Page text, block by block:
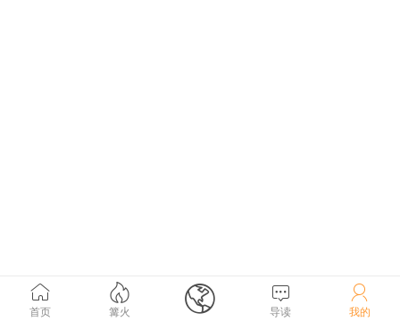

首页

篝火  
导读

我的